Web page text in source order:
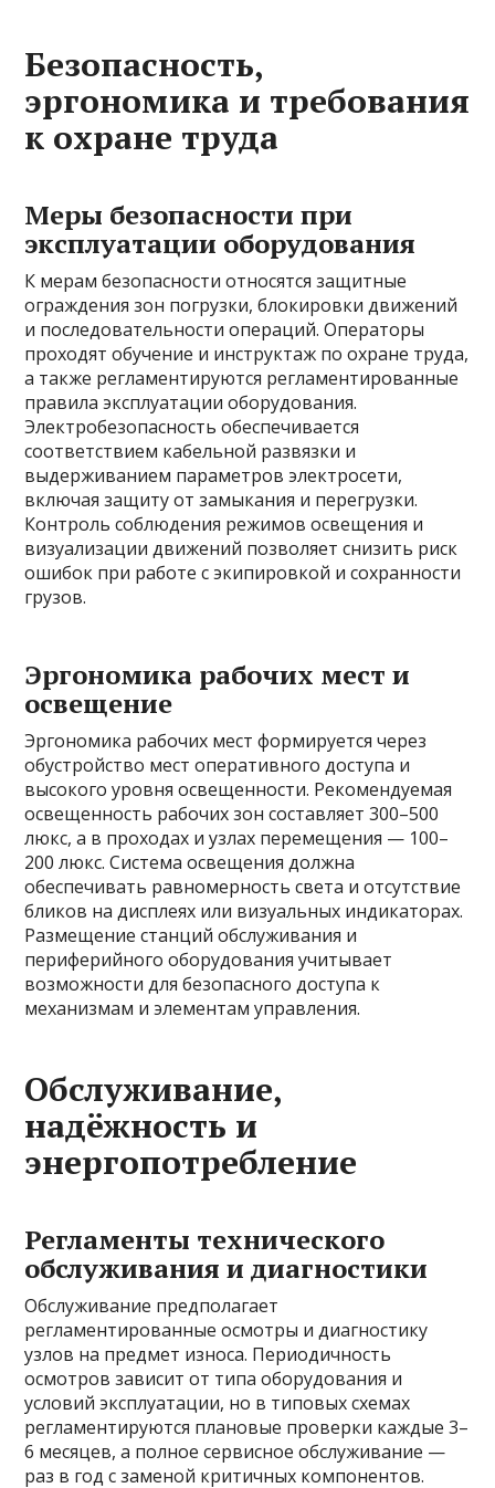
Безопасность,
эргономика и требования
к охране труда
Меры безопасности при
эксплуатации оборудования
К мерам безопасности относятся защитные
ограждения зон погрузки, блокировки движений
и последовательности операций. Операторы
проходят обучение и инструктаж по охране труда,
а также регламентируются регламентированные
правила эксплуатации оборудования.
Электробезопасность обеспечивается
соответствием кабельной развязки и
выдерживанием параметров электросети,
включая защиту от замыкания и перегрузки.
Контроль соблюдения режимов освещения и
визуализации движений позволяет снизить риск
ошибок при работе с экипировкой и сохранности
грузов.
Эргономика рабочих мест и
освещение
Эргономика рабочих мест формируется через
обустройство мест оперативного доступа и
высокого уровня освещенности. Рекомендуемая
освещенность рабочих зон составляет 300–500
люкс, а в проходах и узлах перемещения — 100–
200 люкс. Система освещения должна
обеспечивать равномерность света и отсутствие
бликов на дисплеях или визуальных индикаторах.
Размещение станций обслуживания и
периферийного оборудования учитывает
возможности для безопасного доступа к
механизмам и элементам управления.
Обслуживание,
надёжность и
энергопотребление
Регламенты технического
обслуживания и диагностики
Обслуживание предполагает
регламентированные осмотры и диагностику
узлов на предмет износа. Периодичность
осмотров зависит от типа оборудования и
условий эксплуатации, но в типовых схемах
регламентируются плановые проверки каждые 3–
6 месяцев, а полное сервисное обслуживание —
раз в год с заменой критичных компонентов.